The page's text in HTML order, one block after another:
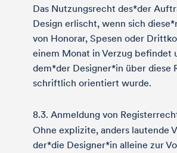
Das Nutzungsrecht des*der
Design erlischt, wenn sich
von Honorar, Spesen oder
einem Monat in Verzug befindet
dem*der Designer*in über diese
schriftlich orientiert wurde.
8.3. Anmeldung von
Ohne explizite, anders lautende
der*die Designer*in alleine zur